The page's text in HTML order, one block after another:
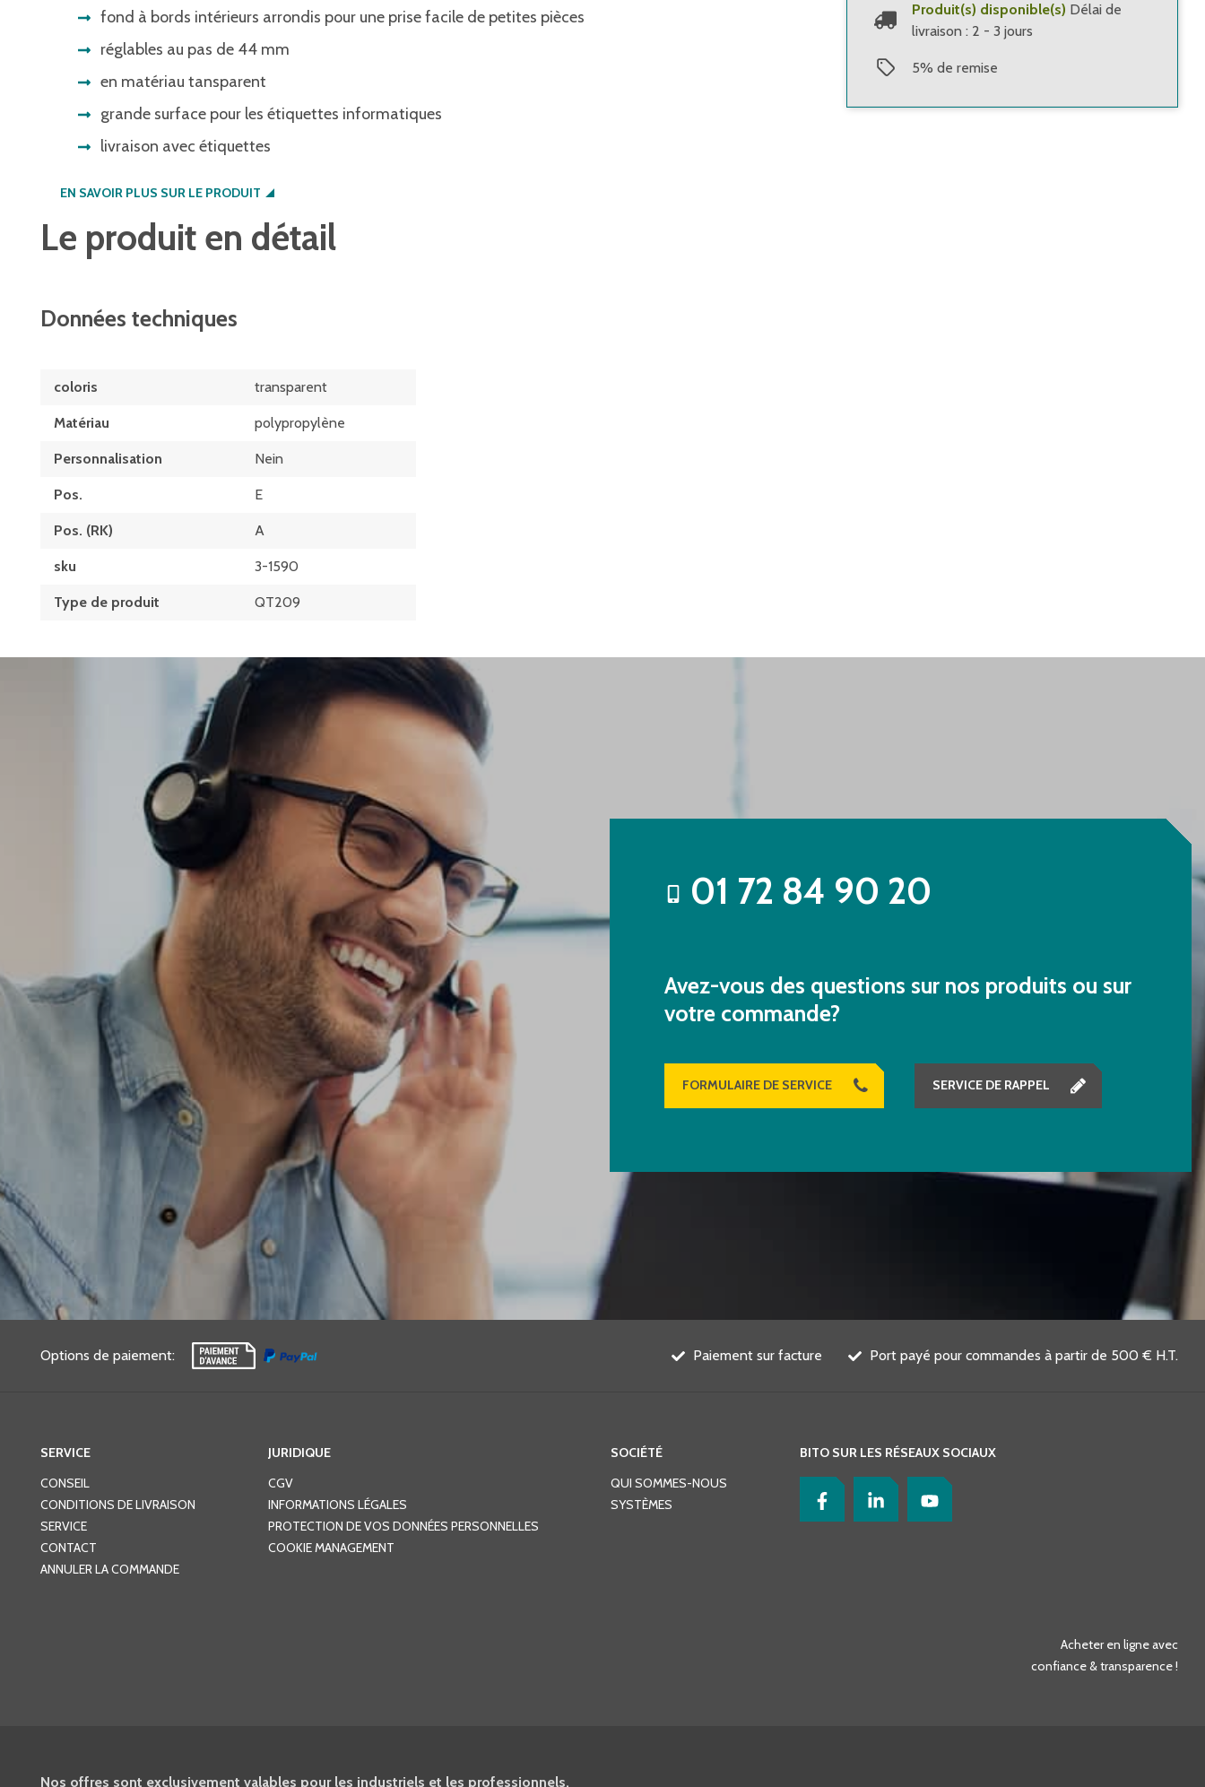
fond à bords intérieurs arrondis pour une prise facile de petites pièces
réglables au pas de 44 mm
en matériau tansparent
grande surface pour les étiquettes informatiques
livraison avec étiquettes
EN SAVOIR PLUS SUR LE PRODUIT
Le produit en détail
Données techniques
coloris transparent
Matériau polypropylène
Personnalisation Nein
Pos. E
Pos. (RK) A
sku 3-1590
Type de produit QT209
Produit(s) disponible(s) Délai de
livraison : 2 - 3 jours
5% de remise
01 72 84 90 20
Avez-vous des questions sur nos produits ou sur
votre commande?
FORMULAIRE DE SERVICE SERVICE DE RAPPEL
Options de paiement: Paiement sur facture Port payé pour commandes à partir de 500 € H.T.
SERVICE
CONSEIL
CONDITIONS DE LIVRAISON
SERVICE
CONTACT
ANNULER LA COMMANDE
JURIDIQUE
CGV
INFORMATIONS LÉGALES
PROTECTION DE VOS DONNÉES PERSONNELLES
COOKIE MANAGEMENT
SOCIÉTÉ
QUI SOMMES-NOUS
SYSTÈMES
BITO SUR LES RÉSEAUX SOCIAUX
Acheter en ligne avec
confiance & transparence !
Nos offres sont exclusivement valables pour les industriels et les professionnels.